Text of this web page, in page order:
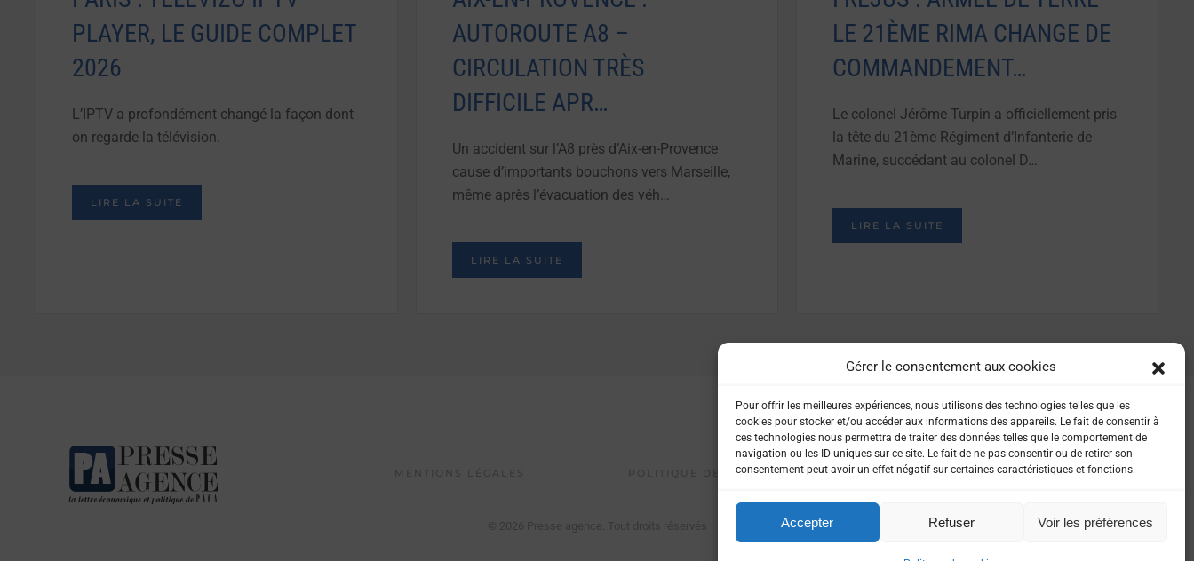
Gérer le consentement aux cookies
Pour offrir les meilleures expériences, nous utilisons des technologies telles que les
cookies pour stocker et/ou accéder aux informations des appareils. Le fait de consentir à
ces technologies nous permettra de traiter des données telles que le comportement de
navigation ou les ID uniques sur ce site. Le fait de ne pas consentir ou de retirer son
consentement peut avoir un effet négatif sur certaines caractéristiques et fonctions.
Accepter Refuser Voir les préférences
PLAYER, LE GUIDE COMPLET
2026
L’IPTV a profondément changé la façon dont
on regarde la télévision.
LIRE LA SUITE
AUTOROUTE A8 –
CIRCULATION TRÈS
DIFFICILE APR…
Un accident sur l’A8 près d’Aix-en-Provence
cause d’importants bouchons vers Marseille,
même après l’évacuation des véh…
LIRE LA SUITE
LE 21ÈME RIMA CHANGE DE
COMMANDEMENT…
Le colonel Jérôme Turpin a officiellement pris
la tête du 21ème Régiment d’Infanterie de
Marine, succédant au colonel D…
LIRE LA SUITE
POLITIQUE DE CONFIDENTIALITÉ